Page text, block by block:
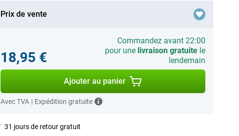
Prix de vente
18,95 €
Commandez avant 22:00
pour une livraison gratuitele
lendemain
Ajouter au panier
Avec TVA | Expédition gratuite
31 jours de retour gratuit